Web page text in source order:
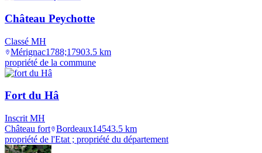
Château Peychotte
Classé MH
Mérignac1788;17903.5 km
propriété de la commune
Fort du Hâ
Inscrit MH
Château fort Bordeaux14543.5 km
propriété de l'Etat ; propriété du département